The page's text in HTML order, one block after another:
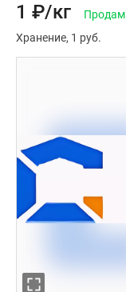
1 ₽/кг
Продам
Хранение 1 руб.